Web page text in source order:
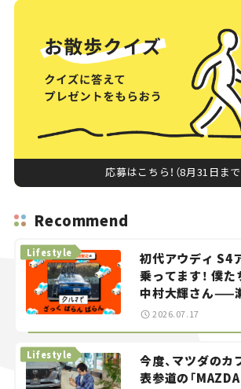
応募はこちら！（8月31日まで
Recommend
初代アウディ S4
乗ってます！ 僕た
中村大輝さん——
智之の「クルマで
Lifestyle
2026.07.17
今度、マツダのカ
表参道の「
Lifestyle